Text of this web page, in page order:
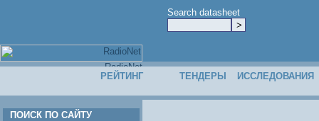
Search datasheet
РЕЙТИНГ ТЕНДЕРЫ ИССЛЕДОВАНИЯ
ПОИСК ПО САЙТУ